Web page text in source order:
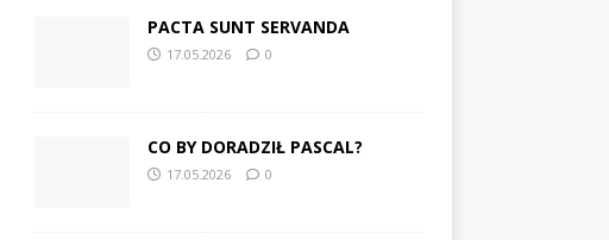
PACTA SUNT SERVANDA
17.05.2026 0
CO BY DORADZIŁ PASCAL?
17.05.2026 0